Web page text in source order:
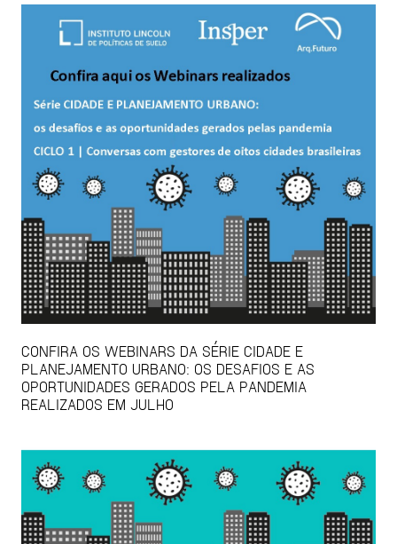
CONFIRA OS WEBINARS DA SÉRIE CIDADE E
PLANEJAMENTO URBANO: OS DESAFIOS E AS
OPORTUNIDADES GERADOS PELA PANDEMIA
REALIZADOS EM JULHO